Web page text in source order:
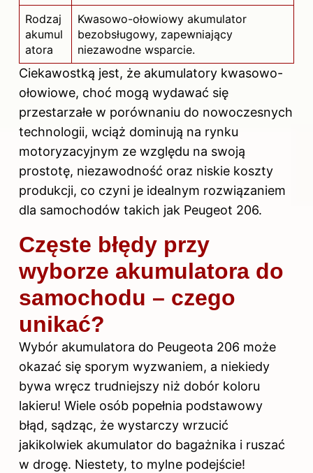
Rodzaj
akumul
atora
Kwasowo-ołowiowy akumulator
bezobsługowy, zapewniający
niezawodne wsparcie.
Ciekawostką jest, że akumulatory kwasowo-
ołowiowe, choć mogą wydawać się
przestarzałe w porównaniu do nowoczesnych
technologii, wciąż dominują na rynku
motoryzacyjnym ze względu na swoją
prostotę, niezawodność oraz niskie koszty
produkcji, co czyni je idealnym rozwiązaniem
dla samochodów takich jak Peugeot 206.
Częste błędy przy
wyborze akumulatora do
samochodu – czego
unikać?
Wybór akumulatora do Peugeota 206 może
okazać się sporym wyzwaniem, a niekiedy
bywa wręcz trudniejszy niż dobór koloru
lakieru! Wiele osób popełnia podstawowy
błąd, sądząc, że wystarczy wrzucić
jakikolwiek akumulator do bagażnika i ruszać
w drogę. Niestety, to mylne podejście!